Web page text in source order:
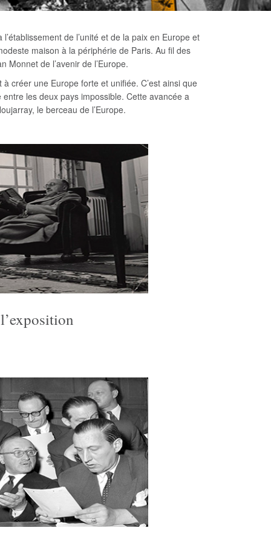
de l’unité et de la paix en Europe et
maison à la périphérie de Paris. Au fil des
de l’avenir de l’Europe.
créer une Europe forte et unifiée. C’est ainsi que
les deux pays impossible. Cette avancée a
le berceau de l’Europe.